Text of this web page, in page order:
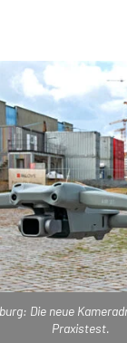
Die neue
Praxistest.